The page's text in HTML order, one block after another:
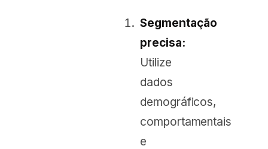
Segmentação
precisa:
Utilize
dados
demográficos,
comportamentais
e